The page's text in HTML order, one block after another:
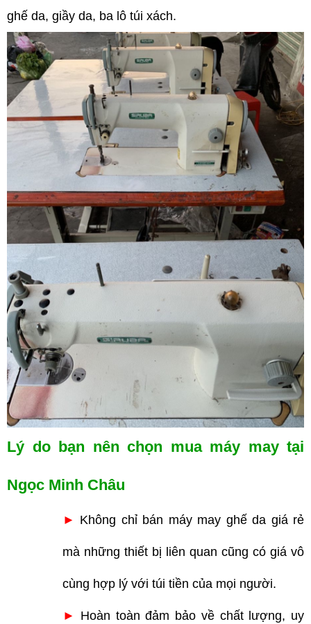
ghế da, giầy da, ba lô túi xách.
Lý do bạn nên chọn mua máy may tại
Ngọc Minh Châu
► Không chỉ bán máy may ghế da giá rẻ
mà những thiết bị liên quan cũng có giá vô
cùng hợp lý với túi tiền của mọi người.
► Hoàn toàn đảm bảo về chất lượng, uy